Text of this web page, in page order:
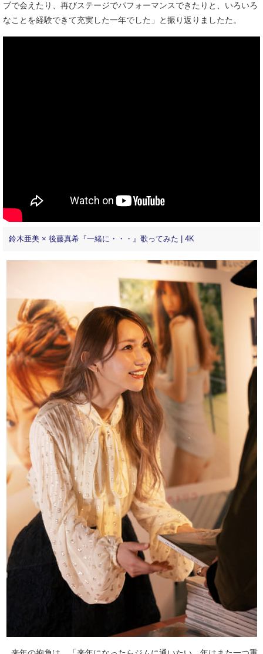
ブで会えたり、再びステージでパフォーマンスできたりと、いろいろ
なことを経験できて充実した一年でした」と振り返りましたた。
鈴木亜美 × 後藤真希『一緒に・・・』歌ってみた | 4K